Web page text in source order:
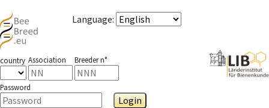
Language:
country Association Breeder n°
Password
Login